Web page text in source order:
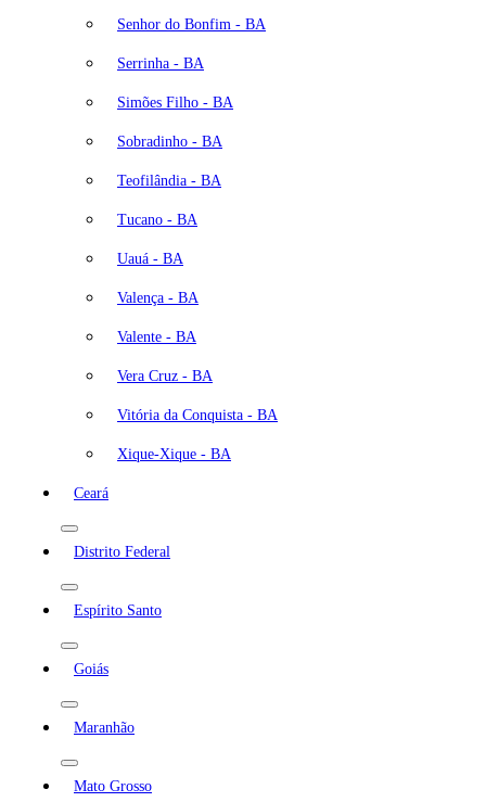
Senhor do Bonfim - BA
Serrinha - BA
Simões Filho - BA
Sobradinho - BA
Teofilândia - BA
Tucano - BA
Uauá - BA
Valença - BA
Valente - BA
Vera Cruz - BA
Vitória da Conquista - BA
Xique-Xique - BA
Ceará
Distrito Federal
Espírito Santo
Goiás
Maranhão
Mato Grosso